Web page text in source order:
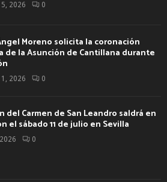
2026 0
Moreno solicita la coronación
de la Asunción de Cantillana durante
2026 0
del Carmen de San Leandro saldrá en
el sábado 11 de julio en Sevilla
0